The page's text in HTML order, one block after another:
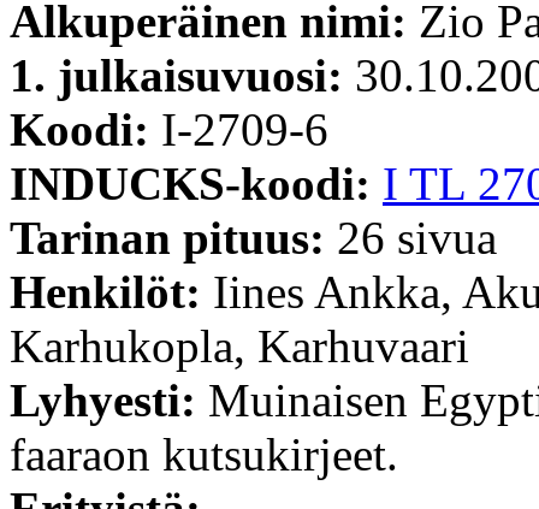
Alkuperäinen nimi: Zio
1. julkaisuvuosi:
Koodi: I-2709-6
INDUCKS-koodi: I TL
Tarinan pituus: 26 sivua
Henkilöt: Iines Ankka,
Karhukopla, Karhuvaari
Lyhyesti: Muinaisen
faaraon kutsukirjeet.